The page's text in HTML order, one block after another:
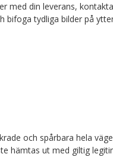
med din leverans,
tydliga bilder på
och spårbara hela
hämtas ut med giltig